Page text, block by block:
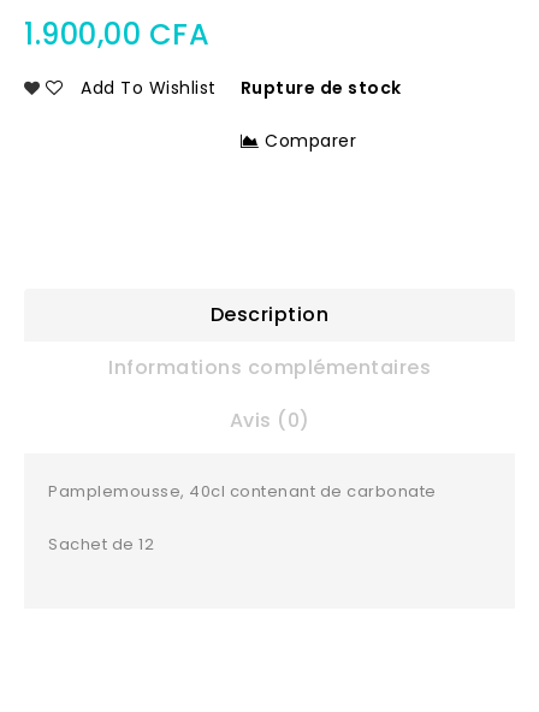
1.900,00 CFA
Rupture de stock
Add To Wishlist
Comparer
Description
Informations complémentaires
Avis (0)
Pamplemousse, 40cl contenant de carbonate
Sachet de 12